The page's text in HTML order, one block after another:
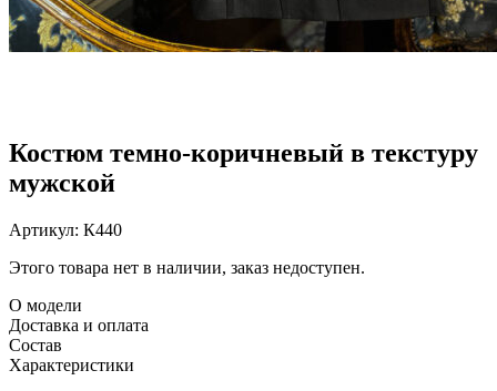
Костюм темно-коричневый в текстуру
мужской
Артикул: К440
Этого товара нет в наличии, заказ недоступен.
О модели
Доставка и оплата
Состав
Характеристики